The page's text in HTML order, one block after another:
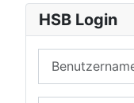
HSB Login